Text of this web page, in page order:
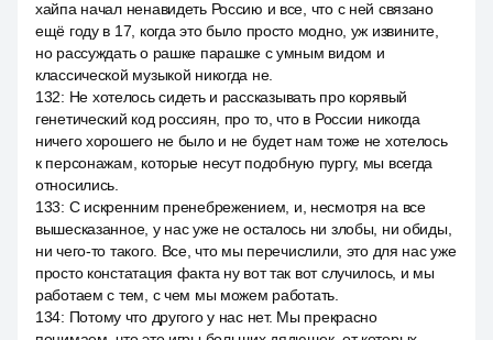
хайпа начал ненавидеть Россию и все, что с ней связано
ещё году в 17, когда это было просто модно, уж извините,
но рассуждать о рашке парашке с умным видом и
классической музыкой никогда не.
132: Не хотелось сидеть и рассказывать про корявый
генетический код россиян, про то, что в России никогда
ничего хорошего не было и не будет нам тоже не хотелось
к персонажам, которые несут подобную пургу, мы всегда
относились.
133: С искренним пренебрежением, и, несмотря на все
вышесказанное, у нас уже не осталось ни злобы, ни обиды,
ни чего-то такого. Все, что мы перечислили, это для нас уже
просто констатация факта ну вот так вот случилось, и мы
работаем с тем, с чем мы можем работать.
134: Потому что другого у нас нет. Мы прекрасно